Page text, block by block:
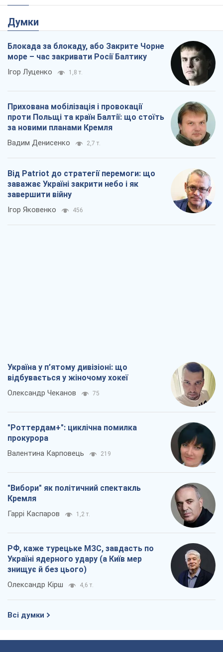
Думки
Блокада за блокаду, або Закрите Чорне
море – час закривати Росії Балтику
Ігор Луценко 1,8 т.
Прихована мобілізація і провокації
проти Польщі та країн Балтії: що стоїть
за новими планами Кремля
Вадим Денисенко 2,7 т.
Від Patriot до стратегії перемоги: що
заважає Україні закрити небо і як
завершити війну
Ігор Яковенко 456
Україна у п’ятому дивізіоні: що
відбувається у жіночому хокеї
Олександр Чеканов 75
"Роттердам+": циклічна помилка
прокурора
Валентина Карповець 219
"Вибори" як політичний спектакль
Кремля
Гаррі Каспаров 1,2 т.
РФ, каже турецьке МЗС, завдасть по
Україні ядерного удару (а Київ мер
знищує й без цього)
Олександр Кірш 4,6 т.
Всі думки